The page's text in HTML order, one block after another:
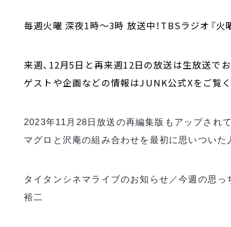
毎週火曜 深夜1時～3時 放送中！TBSラジオ『
来週、12月5日と再来週12日の放送は生放送でお
ゲストや企画などの情報はJUNK公式Xをご覧く
2023年11月28日放送の再編集版もアップされて
マグロと沢庵の組み合わせを最初に思いついた
タイタンシネマライブのお知らせ／今週の思
裕二